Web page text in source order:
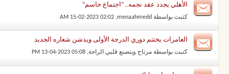
الأهلي يجدد عقد نجمه.. "اجتماع حاسم"
كتبت بواسطة menaahmedd
‏, 15-02-2023 02:02 AM
العامرات يختتم دوري الدرجة الأولى ويدشن شعاره الجديد
كتبت بواسطة مرتاح ويتصنع قلبي الراحة‏, 13-04-2023 05:08 PM